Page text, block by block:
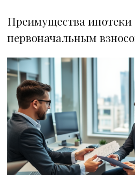
Преимущества
первоначальным